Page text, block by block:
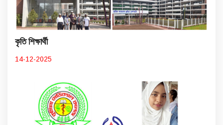
কৃতি শিক্ষার্থী
14-12-2025